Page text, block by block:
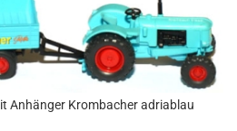
An­hän­ger Krom­ba­cher adri­a­blau